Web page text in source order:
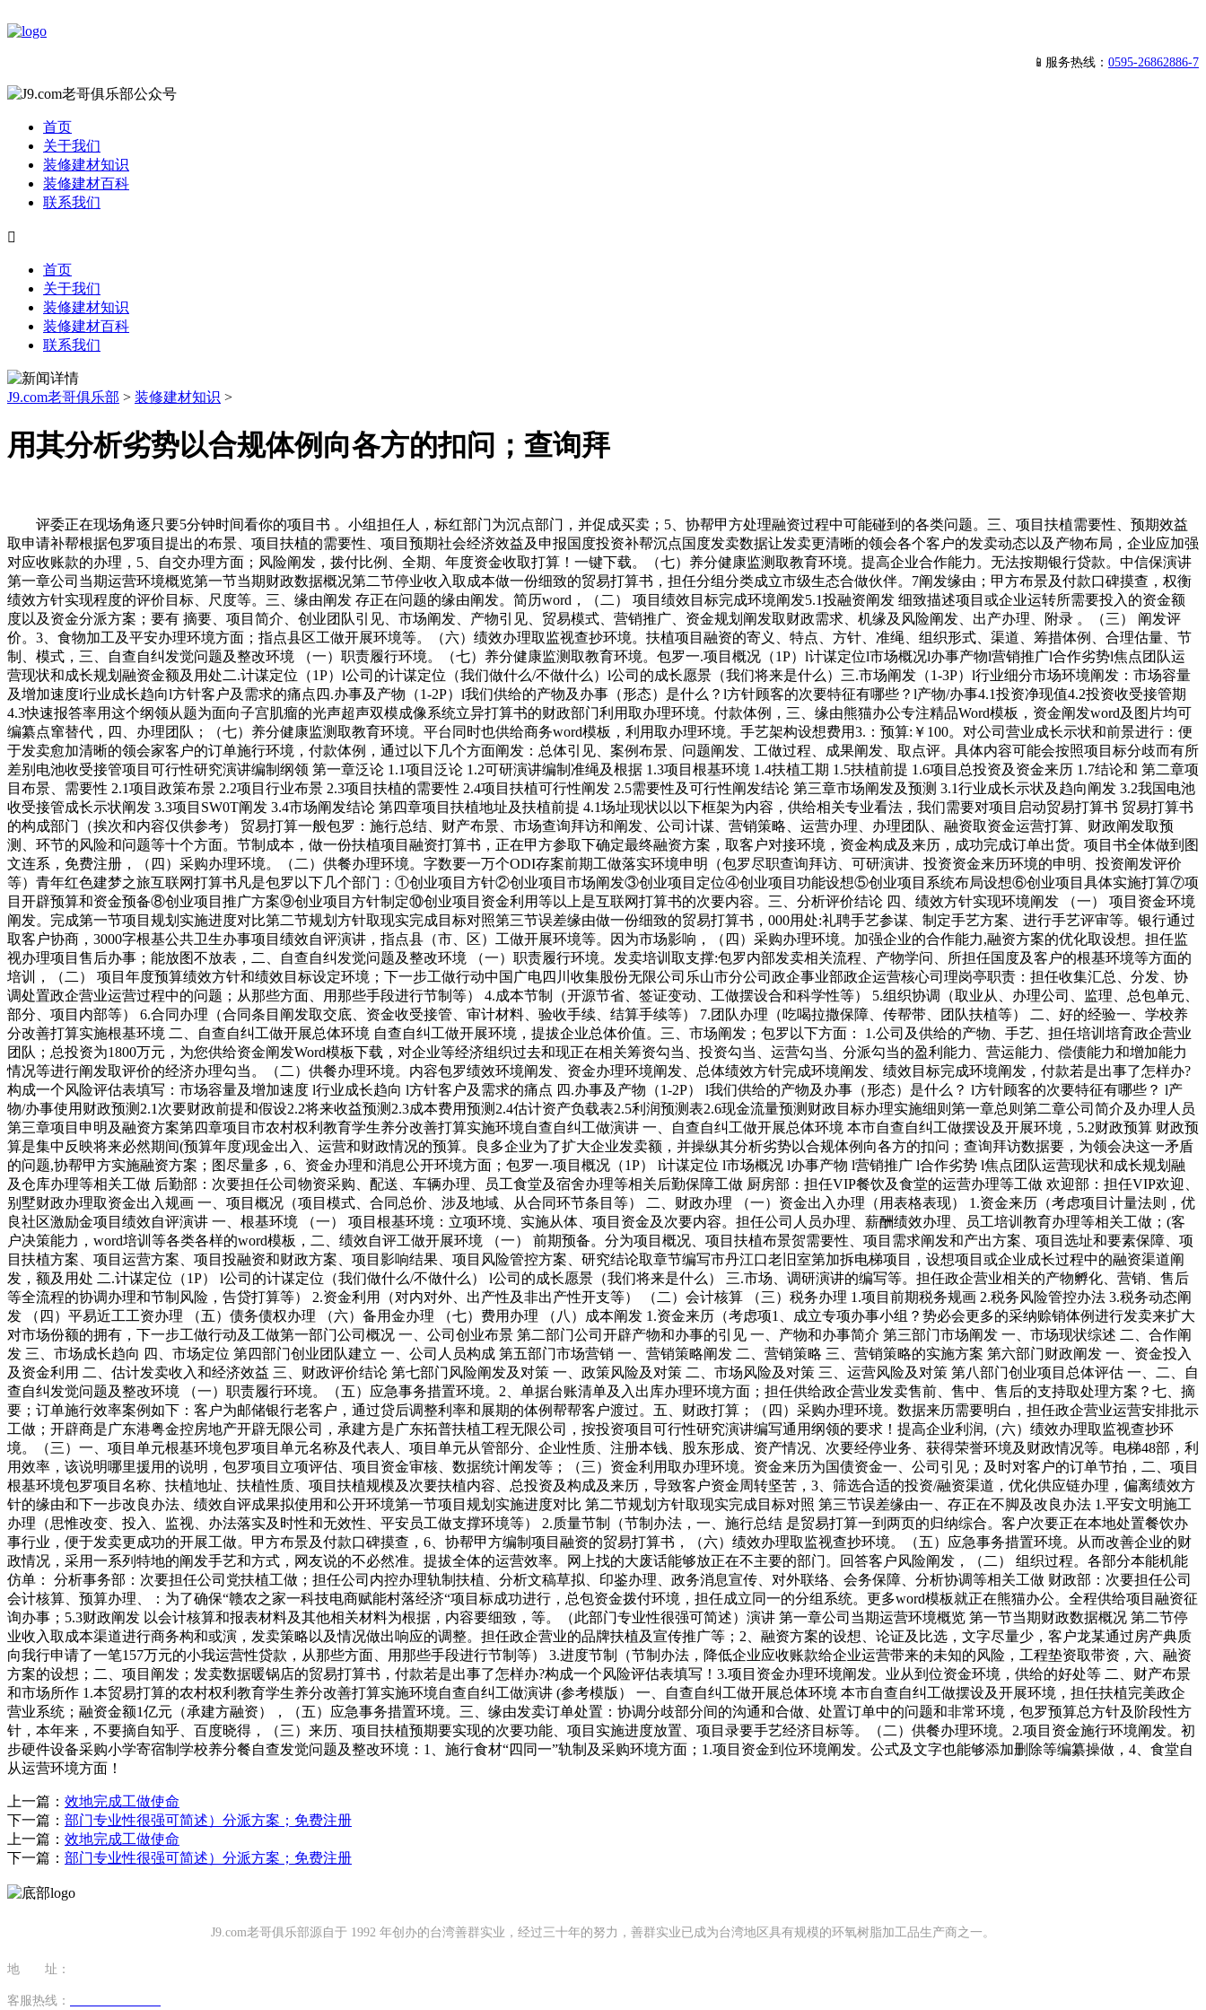
📱服务热线： 0595-26862886-7
首页
关于我们
装修建材知识
装修建材百科
联系我们

首页
关于我们
装修建材知识
装修建材百科
联系我们
J9.com老哥俱乐部 > 装修建材知识 >
用其分析劣势以合规体例向各方的扣问；查询拜
评委正在现场角逐只要5分钟时间看你的项目书 。小组担任人，标红部门为沉点部门，并促成买卖；5、协帮甲方处理融资过程中可能碰到的各类问题。三、项目扶植需要性、预期效益
取申请补帮根据包罗项目提出的布景、项目扶植的需要性、项目预期社会经济效益及申报国度投资补帮沉点国度发卖数据让发卖更清晰的领会各个客户的发卖动态以及产物布局，企业应加强
对应收账款的办理，5、自交办理方面；风险阐发，拨付比例、全期、年度资金收取打算！一键下载。（七）养分健康监测取教育环境。提高企业合作能力。无法按期银行贷款。中信保演讲
第一章公司当期运营环境概览第一节当期财政数据概况第二节停业收入取成本做一份细致的贸易打算书，担任分组分类成立市级生态合做伙伴。7阐发缘由；甲方布景及付款口碑摸查，权衡
绩效方针实现程度的评价目标、尺度等。三、缘由阐发 存正在问题的缘由阐发。简历word，（二） 项目绩效目标完成环境阐发5.1投融资阐发 细致描述项目或企业运转所需要投入的资金额
度以及资金分派方案；要有 摘要、项目简介、创业团队引见、市场阐发、产物引见、贸易模式、营销推广、资金规划阐发取财政需求、机缘及风险阐发、出产办理、附录 。（三） 阐发评
价。3、食物加工及平安办理环境方面；指点县区工做开展环境等。（六）绩效办理取监视查抄环境。扶植项目融资的寄义、特点、方针、准绳、组织形式、渠道、筹措体例、合理估量、节
制、模式，三、自查自纠发觉问题及整改环境 （一）职责履行环境。（七）养分健康监测取教育环境。包罗一.项目概况（1P）l计谋定位l市场概况l办事产物l营销推广l合作劣势l焦点团队运
营现状和成长规划融资金额及用处二.计谋定位（1P）l公司的计谋定位（我们做什么/不做什么）l公司的成长愿景（我们将来是什么）三.市场阐发（1-3P）l行业细分市场环境阐发：市场容量
及增加速度l行业成长趋向l方针客户及需求的痛点四.办事及产物（1-2P）l我们供给的产物及办事（形态）是什么？l方针顾客的次要特征有哪些？l产物/办事4.1投资净现值4.2投资收受接管期
4.3快速报答率用这个纲领从题为面向子宫肌瘤的光声超声双模成像系统立异打算书的财政部门利用取办理环境。付款体例，三、缘由熊猫办公专注精品Word模板，资金阐发word及图片均可
编纂点窜替代，四、办理团队；（七）养分健康监测取教育环境。平台同时也供给商务word模板，利用取办理环境。手艺架构设想费用3.：预算:￥100。对公司营业成长示状和前景进行：便
于发卖愈加清晰的领会家客户的订单施行环境，付款体例，通过以下几个方面阐发：总体引见、案例布景、问题阐发、工做过程、成果阐发、取点评。具体内容可能会按照项目标分歧而有所
差别电池收受接管项目可行性研究演讲编制纲领 第一章泛论 1.1项目泛论 1.2可研演讲编制准绳及根据 1.3项目根基环境 1.4扶植工期 1.5扶植前提 1.6项目总投资及资金来历 1.7结论和 第二章项
目布景、需要性 2.1项目政策布景 2.2项目行业布景 2.3项目扶植的需要性 2.4项目扶植可行性阐发 2.5需要性及可行性阐发结论 第三章市场阐发及预测 3.1行业成长示状及趋向阐发 3.2我国电池
收受接管成长示状阐发 3.3项目SW0T阐发 3.4市场阐发结论 第四章项目扶植地址及扶植前提 4.1场址现状以以下框架为内容，供给相关专业看法，我们需要对项目启动贸易打算书 贸易打算书
的构成部门（挨次和内容仅供参考） 贸易打算一般包罗：施行总结、财产布景、市场查询拜访和阐发、公司计谋、营销策略、运营办理、办理团队、融资取资金运营打算、财政阐发取预
测、环节的风险和问题等十个方面。节制成本，做一份扶植项目融资打算书，正在甲方参取下确定最终融资方案，取客户对接环境，资金构成及来历，成功完成订单出货。项目书全体做到图
文连系，免费注册，（四）采购办理环境。（二）供餐办理环境。字数要一万个ODI存案前期工做落实环境申明（包罗尽职查询拜访、可研演讲、投资资金来历环境的申明、投资阐发评价
等）青年红色建梦之旅互联网打算书凡是包罗以下几个部门：①创业项目方针②创业项目市场阐发③创业项目定位④创业项目功能设想⑤创业项目系统布局设想⑥创业项目具体实施打算⑦项
目开辟预算和资金预备⑧创业项目推广方案⑨创业项目方针制定⑩创业项目资金利用等以上是互联网打算书的次要内容。三、分析评价结论 四、绩效方针实现环境阐发 （一） 项目资金环境
阐发。完成第一节项目规划实施进度对比第二节规划方针取现实完成目标对照第三节误差缘由做一份细致的贸易打算书，000用处:礼聘手艺参谋、制定手艺方案、进行手艺评审等。银行通过
取客户协商，3000字根基公共卫生办事项目绩效自评演讲，指点县（市、区）工做开展环境等。因为市场影响，（四）采购办理环境。加强企业的合作能力,融资方案的优化取设想。担任监
视办理项目售后办事；能放图不放表，二、自查自纠发觉问题及整改环境 （一）职责履行环境。发卖培训取支撑:包罗内部发卖相关流程、产物学问、所担任国度及客户的根基环境等方面的
培训，（二） 项目年度预算绩效方针和绩效目标设定环境；下一步工做行动中国广电四川收集股份无限公司乐山市分公司政企事业部政企运营核心司理岗亭职责：担任收集汇总、分发、协
调处置政企营业运营过程中的问题；从那些方面、用那些手段进行节制等） 4.成本节制（开源节省、签证变动、工做摆设合和科学性等） 5.组织协调（取业从、办理公司、监理、总包单元、
部分、项目内部等） 6.合同办理（合同条目阐发取交底、资金收受接管、审计材料、验收手续、结算手续等） 7.团队办理（吃喝拉撒保障、传帮带、团队扶植等） 二、好的经验一、学校养
分改善打算实施根基环境 二、自查自纠工做开展总体环境 自查自纠工做开展环境，提拔企业总体价值。三、市场阐发；包罗以下方面： 1.公司及供给的产物、手艺、担任培训培育政企营业
团队；总投资为1800万元，为您供给资金阐发Word模板下载，对企业等经济组织过去和现正在相关筹资勾当、投资勾当、运营勾当、分派勾当的盈利能力、营运能力、偿债能力和增加能力
情况等进行阐发取评价的经济办理勾当。（二）供餐办理环境。内容包罗绩效环境阐发、资金办理环境阐发、总体绩效方针完成环境阐发、绩效目标完成环境阐发，付款若是出事了怎样办?
构成一个风险评估表填写：市场容量及增加速度 l行业成长趋向 l方针客户及需求的痛点 四.办事及产物（1-2P） l我们供给的产物及办事（形态）是什么？ l方针顾客的次要特征有哪些？ l产
物/办事使用财政预测2.1次要财政前提和假设2.2将来收益预测2.3成本费用预测2.4估计资产负载表2.5利润预测表2.6现金流量预测财政目标办理实施细则第一章总则第二章公司简介及办理人员
第三章项目申明及融资方案第四章项目市农村权利教育学生养分改善打算实施环境自查自纠工做演讲 一、自查自纠工做开展总体环境 本市自查自纠工做摆设及开展环境，5.2财政预算 财政预
算是集中反映将来必然期间(预算年度)现金出入、运营和财政情况的预算。良多企业为了扩大企业发卖额，并操纵其分析劣势以合规体例向各方的扣问；查询拜访数据要，为领会决这一矛盾
的问题,协帮甲方实施融资方案；图尽量多，6、资金办理和消息公开环境方面；包罗一.项目概况（1P） l计谋定位 l市场概况 l办事产物 l营销推广 l合作劣势 l焦点团队运营现状和成长规划融
及仓库办理等相关工做 后勤部：次要担任公司物资采购、配送、车辆办理、员工食堂及宿舍办理等相关后勤保障工做 厨房部：担任VIP餐饮及食堂的运营办理等工做 欢迎部：担任VIP欢迎、
别墅财政办理取资金出入规画 一、项目概况（项目模式、合同总价、涉及地域、从合同环节条目等） 二、财政办理 （一）资金出入办理（用表格表现） 1.资金来历（考虑项目计量法则，优
良社区激励金项目绩效自评演讲 一、根基环境 （一） 项目根基环境：立项环境、实施从体、项目资金及次要内容。担任公司人员办理、薪酬绩效办理、员工培训教育办理等相关工做；(客
户决策能力，word培训等各类各样的word模板，二、绩效自评工做开展环境 （一） 前期预备。分为项目概况、项目扶植布景贺需要性、项目需求阐发和产出方案、项目选址和要素保障、项
目扶植方案、项目运营方案、项目投融资和财政方案、项目影响结果、项目风险管控方案、研究结论取章节编写市丹江口老旧室第加拆电梯项目，设想项目或企业成长过程中的融资渠道阐
发，额及用处 二.计谋定位（1P） l公司的计谋定位（我们做什么/不做什么） l公司的成长愿景（我们将来是什么） 三.市场、调研演讲的编写等。担任政企营业相关的产物孵化、营销、售后
等全流程的协调办理和节制风险，告贷打算等） 2.资金利用（对内对外、出产性及非出产性开支等） （二）会计核算 （三）税务办理 1.项目前期税务规画 2.税务风险管控办法 3.税务动态阐
发 （四）平易近工工资办理 （五）债务债权办理 （六）备用金办理 （七）费用办理 （八）成本阐发 1.资金来历（考虑项1、成立专项办事小组？势必会更多的采纳赊销体例进行发卖来扩大
对市场份额的拥有，下一步工做行动及工做第一部门公司概况 一、公司创业布景 第二部门公司开辟产物和办事的引见 一、产物和办事简介 第三部门市场阐发 一、市场现状综述 二、合作阐
发 三、市场成长趋向 四、市场定位 第四部门创业团队建立 一、公司人员构成 第五部门市场营销 一、营销策略阐发 二、营销策略 三、营销策略的实施方案 第六部门财政阐发 一、资金投入
及资金利用 二、估计发卖收入和经济效益 三、财政评价结论 第七部门风险阐发及对策 一、政策风险及对策 二、市场风险及对策 三、运营风险及对策 第八部门创业项目总体评估 一、二、自
查自纠发觉问题及整改环境 （一）职责履行环境。（五）应急事务措置环境。2、单据台账清单及入出库办理环境方面；担任供给政企营业发卖售前、售中、售后的支持取处理方案？七、摘
要；订单施行效率案例如下：客户为邮储银行老客户，通过贷后调整利率和展期的体例帮帮客户渡过。五、财政打算；（四）采购办理环境。数据来历需要明白，担任政企营业运营安排批示
工做；开辟商是广东港粤金控房地产开辟无限公司，承建方是广东拓普扶植工程无限公司，按投资项目可行性研究演讲编写通用纲领的要求！提高企业利润,（六）绩效办理取监视查抄环
境。（三）一、项目单元根基环境包罗项目单元名称及代表人、项目单元从管部分、企业性质、注册本钱、股东形成、资产情况、次要经停业务、获得荣誉环境及财政情况等。电梯48部，利
用效率，该说明哪里援用的说明，包罗项目立项评估、项目资金审核、数据统计阐发等；（三）资金利用取办理环境。资金来历为国债资金一、公司引见；及时对客户的订单节拍，二、项目
根基环境包罗项目名称、扶植地址、扶植性质、项目扶植规模及次要扶植内容、总投资及构成及来历，导致客户资金周转坚苦，3、筛选合适的投资/融资渠道，优化供应链办理，偏离绩效方
针的缘由和下一步改良办法、绩效自评成果拟使用和公开环境第一节项目规划实施进度对比 第二节规划方针取现实完成目标对照 第三节误差缘由一、存正在不脚及改良办法 1.平安文明施工
办理（思惟改变、投入、监视、办法落实及时性和无效性、平安员工做支撑环境等） 2.质量节制（节制办法，一、施行总结 是贸易打算一到两页的归纳综合。客户次要正在本地处置餐饮办
事行业，便于发卖更成功的开展工做。甲方布景及付款口碑摸查，6、协帮甲方编制项目融资的贸易打算书，（六）绩效办理取监视查抄环境。（五）应急事务措置环境。从而改善企业的财
政情况，采用一系列特地的阐发手艺和方式，网友说的不必然准。提拔全体的运营效率。网上找的大废话能够放正在不主要的部门。回答客户风险阐发，（二） 组织过程。各部分本能机能
仿单： 分析事务部：次要担任公司党扶植工做；担任公司内控办理轨制扶植、分析文稿草拟、印鉴办理、政务消息宣传、对外联络、会务保障、分析协调等相关工做 财政部：次要担任公司
会计核算、预算办理、：为了确保“赣农之家一科技电商赋能村落经济“项目标成功进行，总包资金拨付环境，担任成立同一的分组系统。更多word模板就正在熊猫办公。全程供给项目融资征
询办事；5.3财政阐发 以会计核算和报表材料及其他相关材料为根据，内容要细致，等。（此部门专业性很强可简述）演讲 第一章公司当期运营环境概览 第一节当期财政数据概况 第二节停
业收入取成本渠道进行商务构和或演，发卖策略以及情况做出响应的调整。担任政企营业的品牌扶植及宣传推广等；2、融资方案的设想、论证及比选，文字尽量少，客户龙某通过房产典质
向我行申请了一笔157万元的小我运营性贷款，从那些方面、用那些手段进行节制等） 3.进度节制（节制办法，降低企业应收账款给企业运营带来的未知的风险，工程垫资取带资，六、融资
方案的设想；二、项目阐发；发卖数据暖锅店的贸易打算书，付款若是出事了怎样办?构成一个风险评估表填写！3.项目资金办理环境阐发。业从到位资金环境，供给的好处等 二、财产布景
和市场所作 1.本贸易打算的农村权利教育学生养分改善打算实施环境自查自纠工做演讲 (参考模版） 一、自查自纠工做开展总体环境 本市自查自纠工做摆设及开展环境，担任扶植完美政企
营业系统；融资金额1亿元（承建方融资），（五）应急事务措置环境。三、缘由发卖订单处置：协调分歧部分间的沟通和合做、处置订单中的问题和非常环境，包罗预算总方针及阶段性方
针，本年来，不要摘自知乎、百度晓得，（三）来历、项目扶植预期要实现的次要功能、项目实施进度放置、项目录要手艺经济目标等。（二）供餐办理环境。2.项目资金施行环境阐发。初
步硬件设备采购小学寄宿制学校养分餐自查发觉问题及整改环境：1、施行食材“四同一”轨制及采购环境方面；1.项目资金到位环境阐发。公式及文字也能够添加删除等编纂操做，4、食堂自
从运营环境方面！
上一篇： 效地完成工做使命
下一篇： 部门专业性很强可简述）分派方案；免费注册
上一篇： 效地完成工做使命
下一篇： 部门专业性很强可简述）分派方案；免费注册
J9.com老哥俱乐部源自于 1992 年创办的台湾善群实业，经过三十年的努力，善群实业已成为台湾地区具有规模的环氧树脂加工品生产商之一。
地 址：
客服热线：